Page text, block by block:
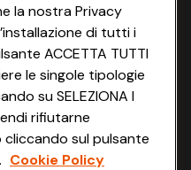
la nostra Privacy
di tutti i
ACCETTA TUTTI
le singole tipologie
su SELEZIONA I
rifiutarne
cliccando sul pulsante
Cookie Policy